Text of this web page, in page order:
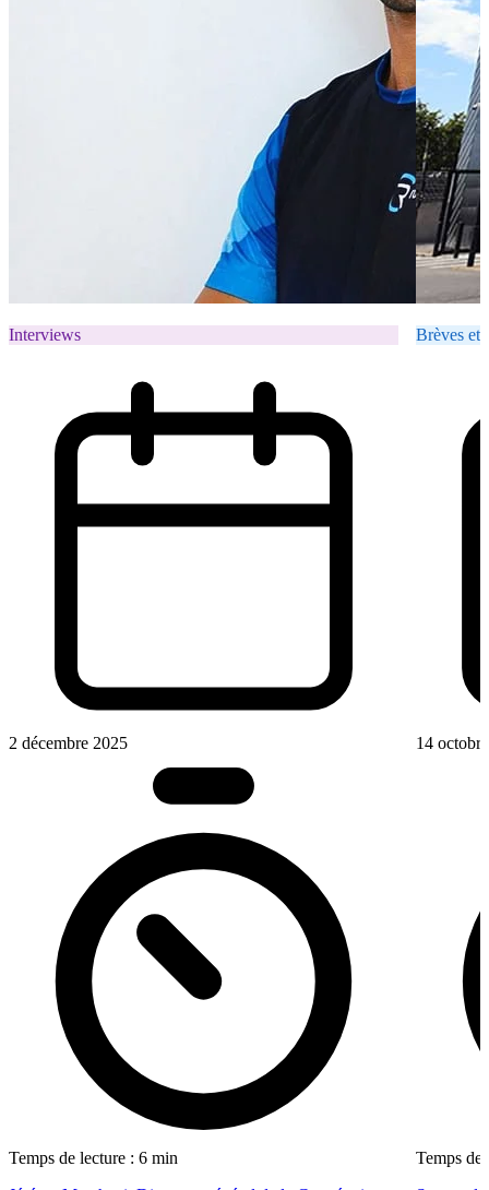
Interviews
2 décembre 2025
Temps de lecture : 6 min
Brèves et
14
Temps de